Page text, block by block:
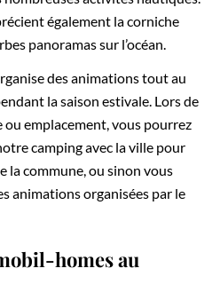
également la corniche
panoramas sur l’océan.
des animations tout au
la saison estivale. Lors de
emplacement, vous pourrez
camping avec la ville pour
la commune, ou sinon vous
animations organisées par le
homes au